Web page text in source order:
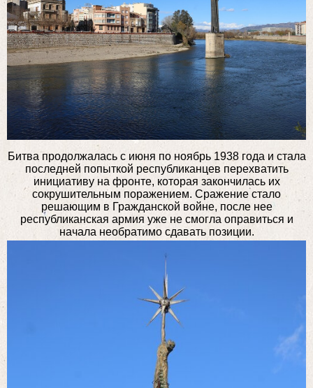
Битва продолжалась с июня по ноябрь 1938 года и стала
последней попыткой республиканцев перехватить
инициативу на фронте, которая закончилась их
сокрушительным поражением. Сражение стало
решающим в Гражданской войне, после нее
республиканская армия уже не смогла оправиться и
начала необратимо сдавать позиции.